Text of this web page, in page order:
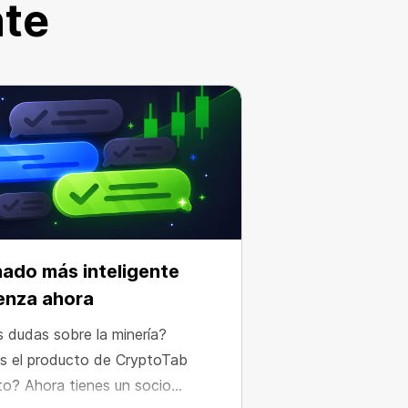
más inteligente
ahora
dudas sobre la minería?
el producto de CryptoTab
Ahora tienes un socio